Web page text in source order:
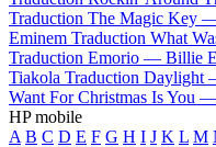
Traduction The Magic Key
Eminem Traduction What
Traduction Emorio — Billie
Tiakola Traduction Daylight
Want For Christmas Is You —
HP mobile
A B C D E F G H I J K L M